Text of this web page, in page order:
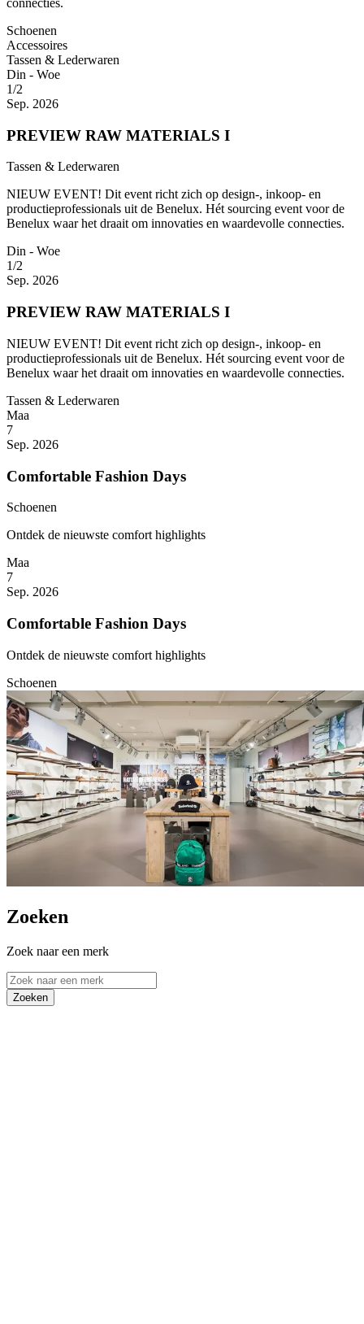
connecties.
Schoenen
Accessoires
Tassen & Lederwaren
Din - Woe
1/2
Sep. 2026
PREVIEW RAW MATERIALS I
Tassen & Lederwaren
NIEUW EVENT! Dit event richt zich op design-, inkoop- en
productieprofessionals uit de Benelux. Hét sourcing event voor de
Benelux waar het draait om innovaties en waardevolle connecties.
Din - Woe
1/2
Sep. 2026
PREVIEW RAW MATERIALS I
NIEUW EVENT! Dit event richt zich op design-, inkoop- en
productieprofessionals uit de Benelux. Hét sourcing event voor de
Benelux waar het draait om innovaties en waardevolle connecties.
Tassen & Lederwaren
Maa
7
Sep. 2026
Comfortable Fashion Days
Schoenen
Ontdek de nieuwste comfort highlights
Maa
7
Sep. 2026
Comfortable Fashion Days
Ontdek de nieuwste comfort highlights
Schoenen
Zoeken
Zoek naar een merk
Zoeken